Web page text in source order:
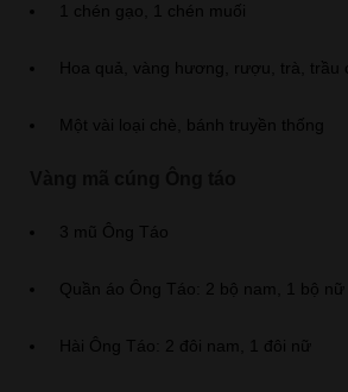
1 chén gạo, 1 chén muối
Hoa quả, vàng hương, rượu, trà, trầu
Một vài loại chè, bánh truyền thống
3 mũ Ông Táo
Quần áo Ông Táo: 2 bộ nam, 1 bộ nữ
Hài Ông Táo: 2 đôi nam, 1 đôi nữ